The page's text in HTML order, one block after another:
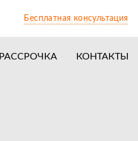
Бесплатная консультация
РАССРОЧКА КОНТАКТЫ